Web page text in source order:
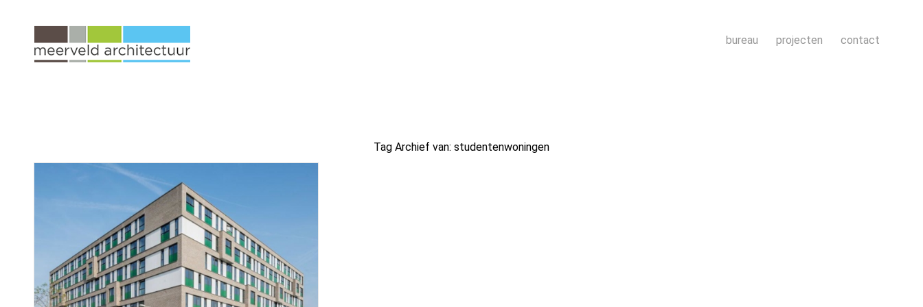
bureau projecten contact
Tag Archief van: studentenwoningen